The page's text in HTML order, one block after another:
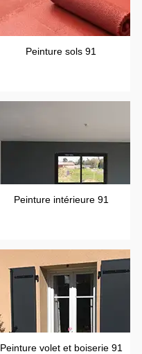
Peinture sols 91
Peinture intérieure 91
Peinture volet et boiserie 91